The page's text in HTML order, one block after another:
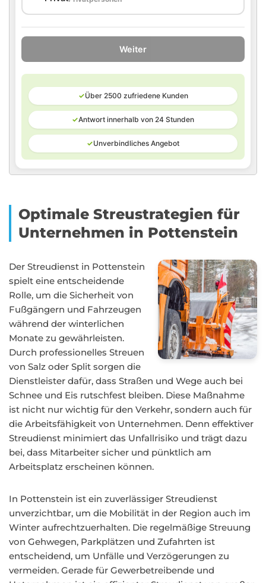
Weiter
✓Über 2500 zufriedene Kunden
✓Antwort innerhalb von 24 Stunden
✓Unverbindliches Angebot
Optimale Streustrategien für
Unternehmen in Pottenstein
Der Streudienst in Pottenstein
spielt eine entscheidende
Rolle, um die Sicherheit von
Fußgängern und Fahrzeugen
während der winterlichen
Monate zu gewährleisten.
Durch professionelles Streuen
von Salz oder Split sorgen die
Dienstleister dafür, dass Straßen und Wege auch bei
Schnee und Eis rutschfest bleiben. Diese Maßnahme
ist nicht nur wichtig für den Verkehr, sondern auch für
die Arbeitsfähigkeit von Unternehmen. Denn effektiver
Streudienst minimiert das Unfallrisiko und trägt dazu
bei, dass Mitarbeiter sicher und pünktlich am
Arbeitsplatz erscheinen können.
In Pottenstein ist ein zuverlässiger Streudienst
unverzichtbar, um die Mobilität in der Region auch im
Winter aufrechtzuerhalten. Die regelmäßige Streuung
von Gehwegen, Parkplätzen und Zufahrten ist
entscheidend, um Unfälle und Verzögerungen zu
vermeiden. Gerade für Gewerbetreibende und